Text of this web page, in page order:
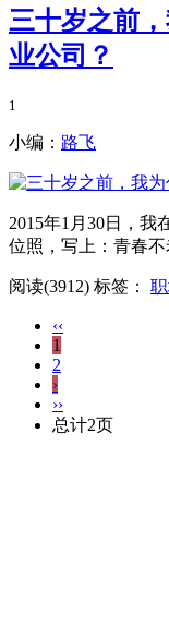
三十岁之前
业公司？
1
小编： 路飞
2015年1月30日，我
位照，写上：青春
阅读(3912) 标签：
‹‹
1
2
›
››
总计2页